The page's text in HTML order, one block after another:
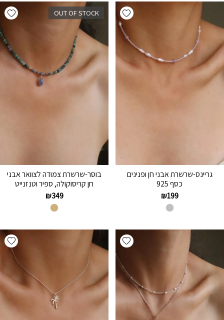
Add wishlist
גריינס-שרשרת אבני חן ופנינים
כסף 925
₪199
OUT OF STOCK
בוסר-שרשרת צמודה לצוואר אבני
חן קריסוקולה, ספיר וטנזנייט
₪349
Add wishlist